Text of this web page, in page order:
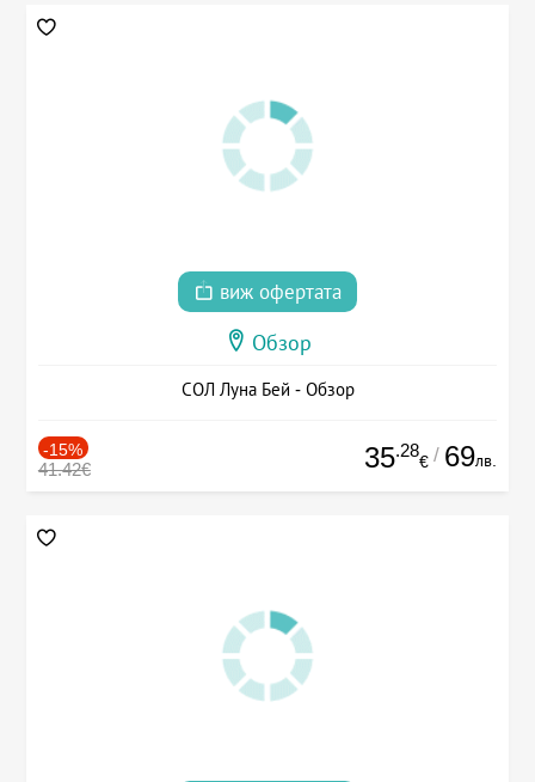
виж офертата
Обзор
СОЛ Луна Бей - Обзор
-15%
41.42€ 35.28
€ / 69лв.